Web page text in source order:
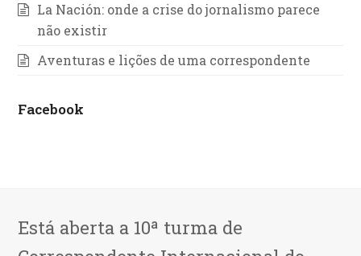
La Nación: onde a crise do jornalismo parece
não existir
Aventuras e lições de uma correspondente
Facebook
Está aberta a 10ª turma de